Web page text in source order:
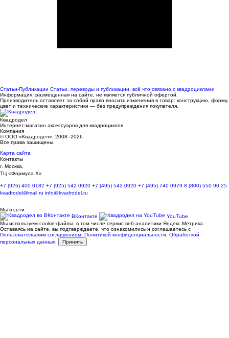
Статьи-Публикации Статьи, переводы и публикации, всё что связано с квадроциклами
Информация, размещенная на сайте, не является публичной офертой.
Производитель оставляет за собой право вносить изменения в товар: конструкцию, форму,
цвет и технические характеристики — без предупреждения покупателя.
Квадродел
Интернет-магазин аксессуаров для квадроциклов
Компания
© ООО «Квадродел», 2008–2026
Все права защищены.
Карта сайта
Контакты
г. Москва,
ТЦ «Формула Х»
+7 (926) 400 0182 +7 (925) 542 0920 +7 (495) 542 0920 +7 (495) 740 0979 8 (800) 550 90 25
kvadrodel@mail.ru info@kvadrodel.ru
Мы в сети
ВКонтакте
YouTube
Мы используем cookie-файлы, в том числе сервис веб-аналитики Яндекс.Метрика.
Оставаясь на сайте, вы подтверждаете, что ознакомились и соглашаетесь с
Пользовательским соглашением, Политикой конфиденциальности, Обработкой
персональных данных. Принять